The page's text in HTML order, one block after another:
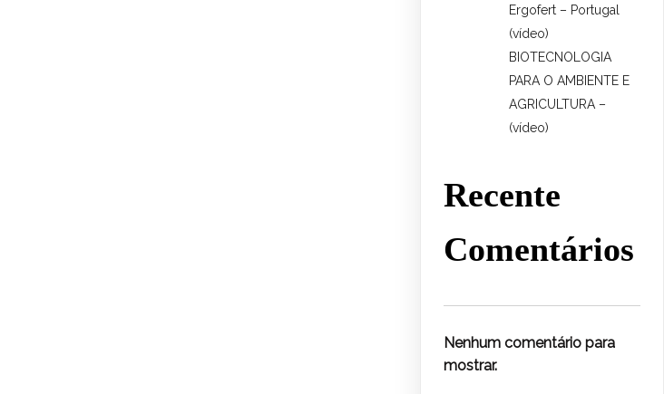
Ergofert – Portugal
(vídeo)
BIOTECNOLOGIA
PARA O AMBIENTE E
AGRICULTURA –
(vídeo)
Recente
Comentários
Nenhum comentário para
mostrar.